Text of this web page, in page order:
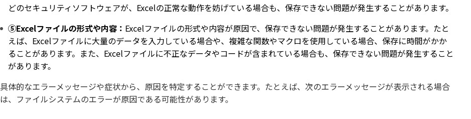
どのセキュリティソフトウェアが、Excelの正常な動作を妨げている場合も、保存できない問題が発生することがあります。
⑤Excelファイルの形式や内容： Excelファイルの形式や内容が原因で、保存できない問題が発生することがあります。たと
えば、Excelファイルに大量のデータを入力している場合や、複雑な関数やマクロを使用している場合、保存に時間がかか
ることがあります。また、Excelファイルに不正なデータやコードが含まれている場合も、保存できない問題が発生すること
があります。
具体的なエラーメッセージや症状から、原因を特定することができます。たとえば、次のエラーメッセージが表示される場合
は、ファイルシステムのエラーが原因である可能性があります。